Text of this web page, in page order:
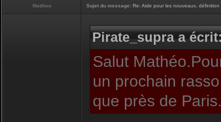
Mattheo Sujet du message: Re: Aide pour les nouveaux,
Pirate_supra a
Salut
un prochain
que près de